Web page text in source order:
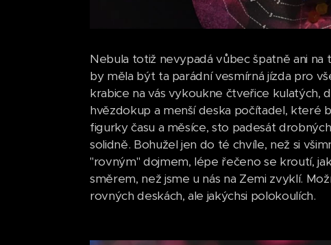
Nebula totiž nevypadá vůbec špatně ani
by měla být ta parádní vesmírná jízda pro
krabice na vás vykoukne čtveřice kulatých,
hvězdokup a menší deska počítadel, které
figurky času a měsíce, sto padesát
solidně. Bohužel jen do té chvíle, než si
"rovným" dojmem, lépe řečeno se kroutí,
směrem, než jsme u nás na Zemi zvyklí.
rovných deskách, ale jakýchsi polokoulích.